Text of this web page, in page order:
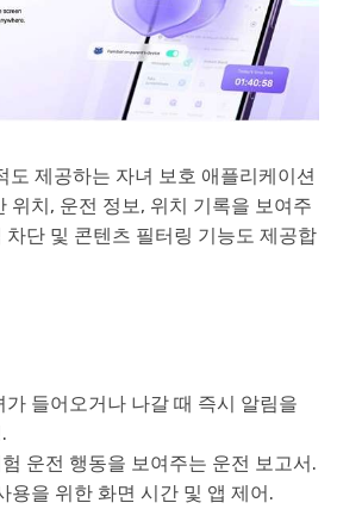
도 제공하는 자녀 보호 애플리케이션
위치, 운전 정보, 위치 기록을 보여주
차단 및 콘텐츠 필터링 기능도 제공합
들어오거나 나갈 때 즉시 알림을
운전 행동을 보여주는 운전 보고서.
용을 위한 화면 시간 및 앱 제어.